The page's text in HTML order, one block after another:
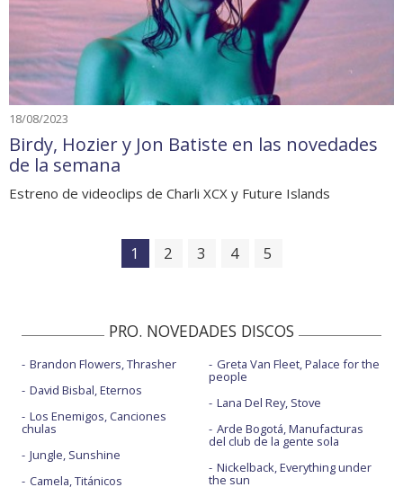
18/08/2023
Birdy, Hozier y Jon Batiste en las novedades
de la semana
Estreno de videoclips de Charli XCX y Future Islands
1 2 3 4 5
PRO. NOVEDADES DISCOS
Brandon Flowers, Thrasher
David Bisbal, Eternos
Los Enemigos, Canciones
chulas
Jungle, Sunshine
Camela, Titánicos
Greta Van Fleet, Palace for the
people
Lana Del Rey, Stove
Arde Bogotá, Manufacturas
del club de la gente sola
Nickelback, Everything under
the sun